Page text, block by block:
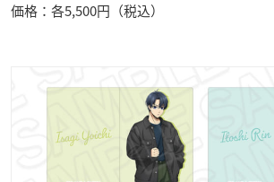
価格：各5,500円（税込）